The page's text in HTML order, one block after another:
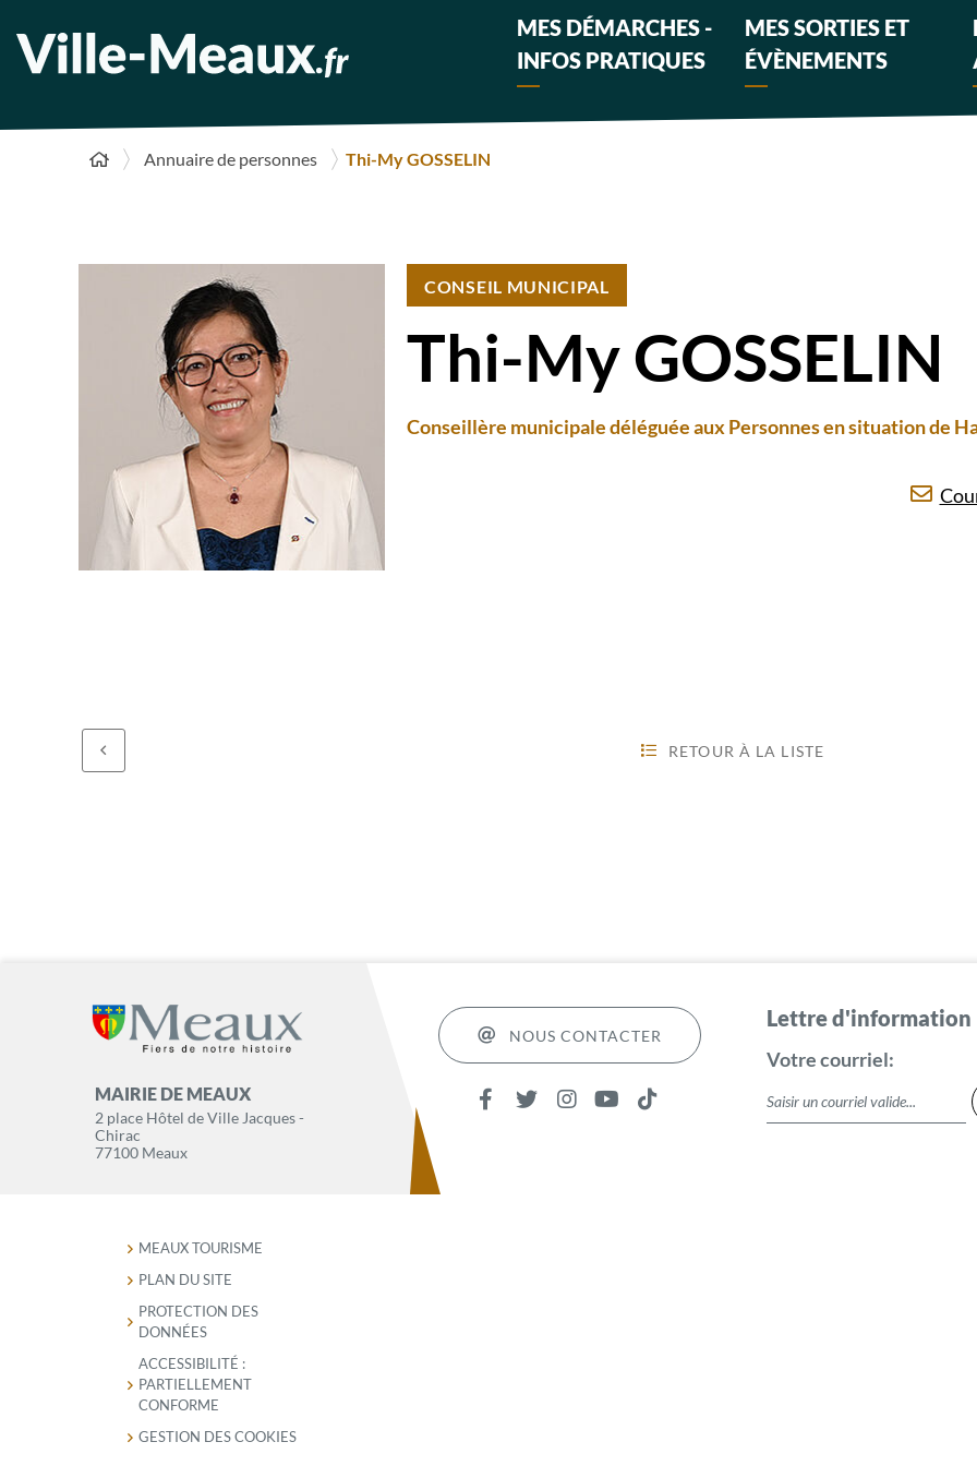
MES DÉMARCHES -
INFOS PRATIQUES
MES SORTIES ET
ÉVÈNEMENTS
Annuaire de personnes Thi-My GOSSELIN
CONSEIL MUNICIPAL
Thi-My GOSSELIN
Conseillère municipale déléguée aux Personnes en situation de
RETOUR À LA LISTE
MAIRIE DE MEAUX
2 place Hôtel de Ville Jacques -
Chirac
77100 Meaux
NOUS CONTACTER
Lettre d'information
Votre courriel:
MEAUX TOURISME
PLAN DU SITE
PROTECTION DES
DONNÉES
ACCESSIBILITÉ :
PARTIELLEMENT
CONFORME
GESTION DES COOKIES